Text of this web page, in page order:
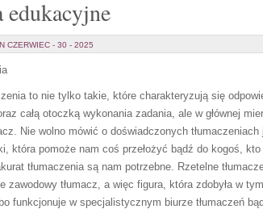
edukacyjne
CZERWIEC - 30 - 2025
to nie tylko takie, które charakteryzują się
całą otoczką wykonania zadania, ale w głównej
Nie wolno mówić o doświadczonych
która pomoże nam coś przełożyć bądź do kogoś,
tłumaczenia są nam potrzebne. Rzetelne
zawodowy tłumacz, a więc figura, która zdobyła w
funkcjonuje w specjalistycznym biurze tłumaczeń